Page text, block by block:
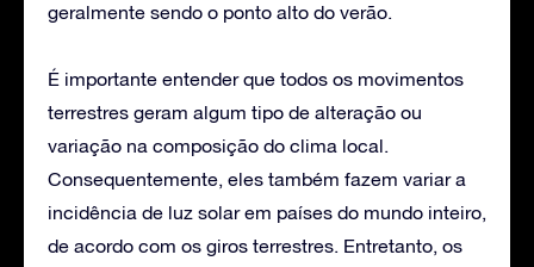
geralmente sendo o ponto alto do verão.
É importante entender que todos os movimentos
terrestres geram algum tipo de alteração ou
variação na composição do clima local.
Consequentemente, eles também fazem variar a
incidência de luz solar em países do mundo inteiro,
de acordo com os giros terrestres. Entretanto, os